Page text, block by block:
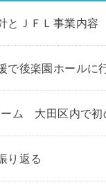
とＪＦＬ事業内容
で後楽園ホールに
ム 大田区内で初
り返る